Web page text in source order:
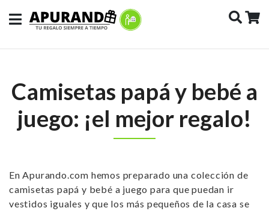
Camisetas papá y bebé a
juego: ¡el mejor regalo!
En Apurando.com hemos preparado una colección de
camisetas papá y bebé a juego para que puedan ir
vestidos iguales y que los más pequeños de la casa se